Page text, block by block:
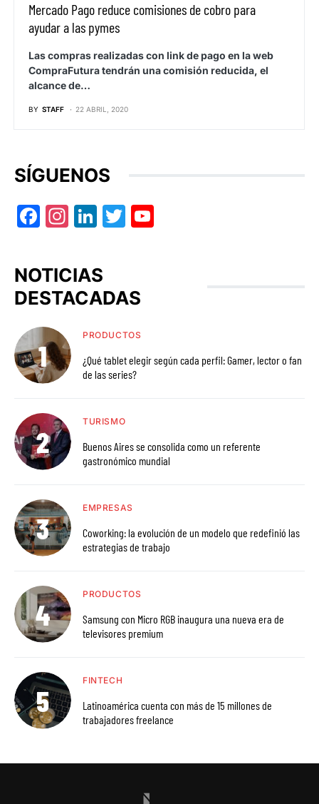
Mercado Pago reduce comisiones de cobro para
ayudar a las pymes
Las compras realizadas con link de pago en la web
CompraFutura tendrán una comisión reducida, el
alcance de…
BY STAFF 22 ABRIL, 2020
SÍGUENOS
Facebook
Instagram
LinkedIn
Twitter
NOTICIAS
DESTACADAS
PRODUCTOS
¿Qué tablet elegir según cada perfil: Gamer, lector o fan
de las series?
TURISMO
Buenos Aires se consolida como un referente
gastronómico mundial
EMPRESAS
Coworking: la evolución de un modelo que redefinió las
estrategias de trabajo
PRODUCTOS
Samsung con Micro RGB inaugura una nueva era de
televisores premium
FINTECH
Latinoamérica cuenta con más de 15 millones de
trabajadores freelance